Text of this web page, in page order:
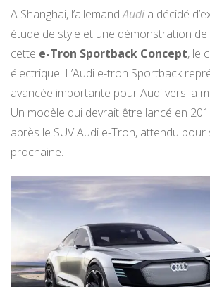
A Shanghai, l’allemandAudi a décidé
étude de style et une démonstration
cette e-Tron Sportback Concept, le
électrique. L’Audi e-tron Sportback
avancée importante pour Audi vers la
Un modèle qui devrait être lancé en
après le SUV Audi e-Tron, attendu pour
prochaine.